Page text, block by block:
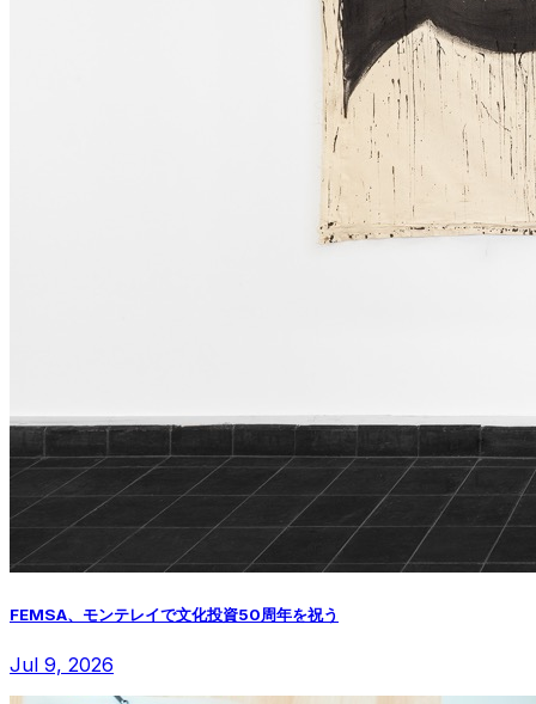
FEMSA、モンテレイで文化投資50周年を祝う
Jul 9, 2026